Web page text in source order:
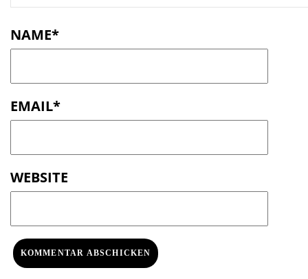
NAME*
EMAIL*
WEBSITE